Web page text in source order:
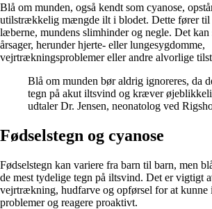
Blå om munden, også kendt som cyanose,
utilstrækkelig mængde ilt i blodet. Dette fører til
læberne, mundens slimhinder og negle. Det
årsager, herunder hjerte- eller lungesygdomme,
vejrtrækningsproblemer eller andre alvorlige
Blå om munden bør aldrig ignoreres, da
tegn på akut iltsvind og kræver
udtaler Dr. Jensen, neonatolog ved
Fødselstegn og cyanose
Fødselstegn kan variere fra barn til barn, men
de mest tydelige tegn på iltsvind. Det er vigtigt
vejrtrækning, hudfarve og opførsel for at kunne
problemer og reagere proaktivt.